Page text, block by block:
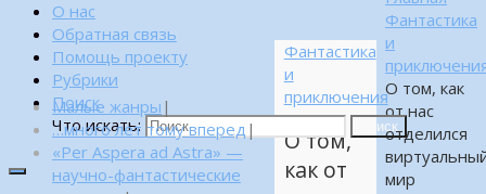
О нас
Обратная связь
Помощь проекту
Рубрики
Поиск
Что искать:
Поиск
Фантастика
и
О том, как
от нас
отделился
мир
Фантастика
и
приключения
О том,
как от
Малые жанры |
…много лет тому вперед |
«Per Aspera ad Astra» —
научно-фантастические